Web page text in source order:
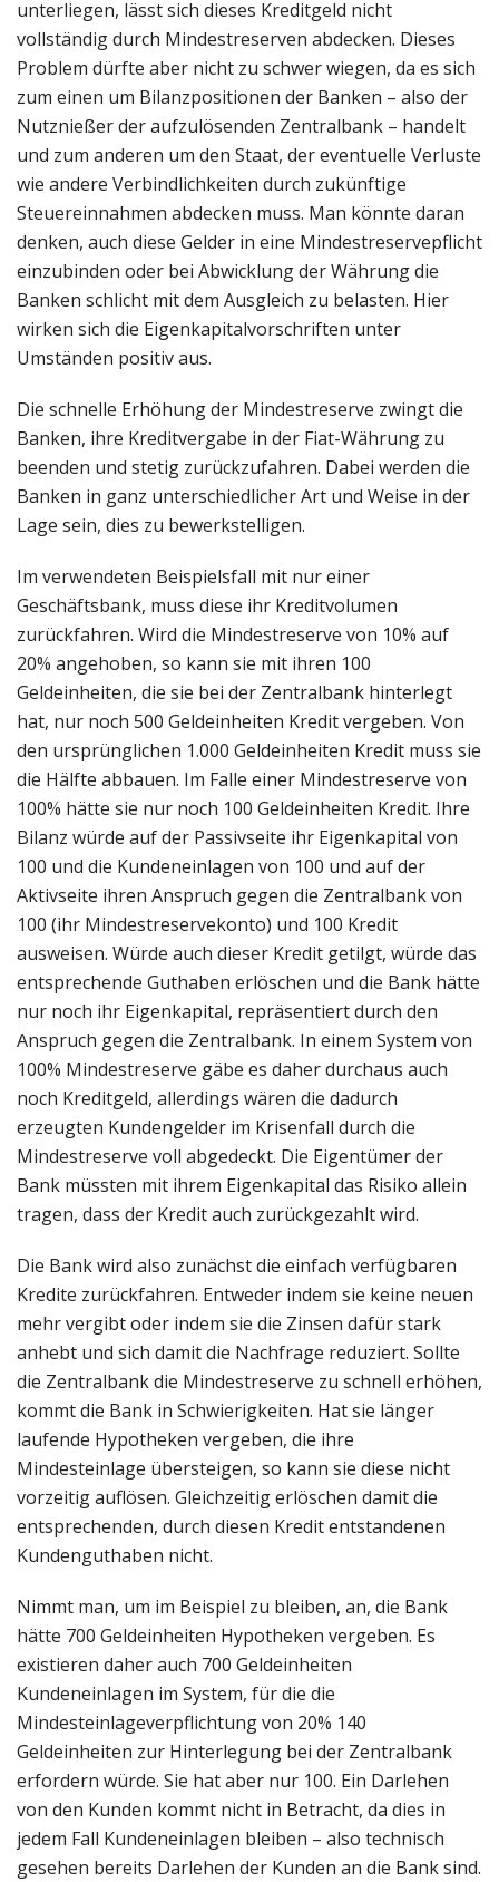
unterliegen, lässt sich dieses Kreditgeld nicht
vollständig durch Mindestreserven abdecken. Dieses
Problem dürfte aber nicht zu schwer wiegen, da es sich
zum einen um Bilanzpositionen der Banken – also der
Nutznießer der aufzulösenden Zentralbank – handelt
und zum anderen um den Staat, der eventuelle Verluste
wie andere Verbindlichkeiten durch zukünftige
Steuereinnahmen abdecken muss. Man könnte daran
denken, auch diese Gelder in eine Mindestreservepflicht
einzubinden oder bei Abwicklung der Währung die
Banken schlicht mit dem Ausgleich zu belasten. Hier
wirken sich die Eigenkapitalvorschriften unter
Umständen positiv aus.
Die schnelle Erhöhung der Mindestreserve zwingt die
Banken, ihre Kreditvergabe in der Fiat-Währung zu
beenden und stetig zurückzufahren. Dabei werden die
Banken in ganz unterschiedlicher Art und Weise in der
Lage sein, dies zu bewerkstelligen.
Im verwendeten Beispielsfall mit nur einer
Geschäftsbank, muss diese ihr Kreditvolumen
zurückfahren. Wird die Mindestreserve von 10% auf
20% angehoben, so kann sie mit ihren 100
Geldeinheiten, die sie bei der Zentralbank hinterlegt
hat, nur noch 500 Geldeinheiten Kredit vergeben. Von
den ursprünglichen 1.000 Geldeinheiten Kredit muss sie
die Hälfte abbauen. Im Falle einer Mindestreserve von
100% hätte sie nur noch 100 Geldeinheiten Kredit. Ihre
Bilanz würde auf der Passivseite ihr Eigenkapital von
100 und die Kundeneinlagen von 100 und auf der
Aktivseite ihren Anspruch gegen die Zentralbank von
100 (ihr Mindestreservekonto) und 100 Kredit
ausweisen. Würde auch dieser Kredit getilgt, würde das
entsprechende Guthaben erlöschen und die Bank hätte
nur noch ihr Eigenkapital, repräsentiert durch den
Anspruch gegen die Zentralbank. In einem System von
100% Mindestreserve gäbe es daher durchaus auch
noch Kreditgeld, allerdings wären die dadurch
erzeugten Kundengelder im Krisenfall durch die
Mindestreserve voll abgedeckt. Die Eigentümer der
Bank müssten mit ihrem Eigenkapital das Risiko allein
tragen, dass der Kredit auch zurückgezahlt wird.
Die Bank wird also zunächst die einfach verfügbaren
Kredite zurückfahren. Entweder indem sie keine neuen
mehr vergibt oder indem sie die Zinsen dafür stark
anhebt und sich damit die Nachfrage reduziert. Sollte
die Zentralbank die Mindestreserve zu schnell erhöhen,
kommt die Bank in Schwierigkeiten. Hat sie länger
laufende Hypotheken vergeben, die ihre
Mindesteinlage übersteigen, so kann sie diese nicht
vorzeitig auflösen. Gleichzeitig erlöschen damit die
entsprechenden, durch diesen Kredit entstandenen
Kundenguthaben nicht.
Nimmt man, um im Beispiel zu bleiben, an, die Bank
hätte 700 Geldeinheiten Hypotheken vergeben. Es
existieren daher auch 700 Geldeinheiten
Kundeneinlagen im System, für die die
Mindesteinlageverpflichtung von 20% 140
Geldeinheiten zur Hinterlegung bei der Zentralbank
erfordern würde. Sie hat aber nur 100. Ein Darlehen
von den Kunden kommt nicht in Betracht, da dies in
jedem Fall Kundeneinlagen bleiben – also technisch
gesehen bereits Darlehen der Kunden an die Bank sind.